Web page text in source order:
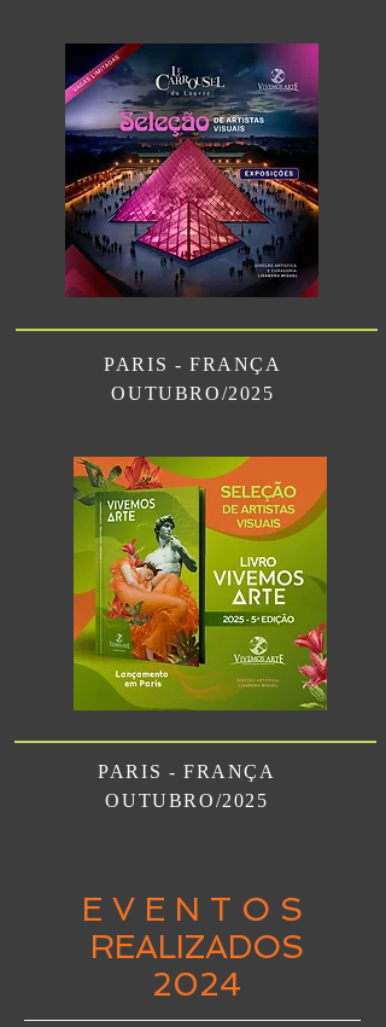
PARIS - FRANÇA
OUTUBRO/2025
PARIS - FRANÇA
OUTUBRO/2025
E V E N T O S
REALIZADOS
2024